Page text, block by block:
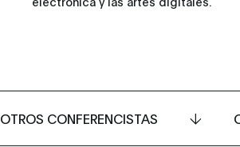
OTROS CONFERENCISTAS